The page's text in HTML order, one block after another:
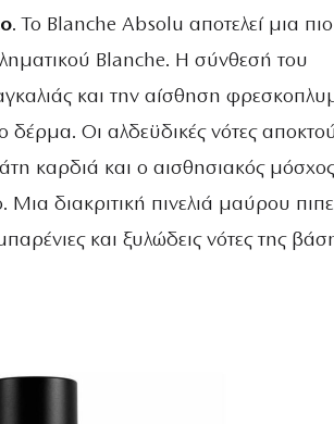
. Το Blanche Absolu αποτελεί μια πιο
Blanche. Η σύνθεσή του
και την αίσθηση
Οι αλδεϋδικές νότες
καρδιά και ο αισθησιακός μόσχος
διακριτική πινελιά μαύρου
και ξυλώδεις νότες της